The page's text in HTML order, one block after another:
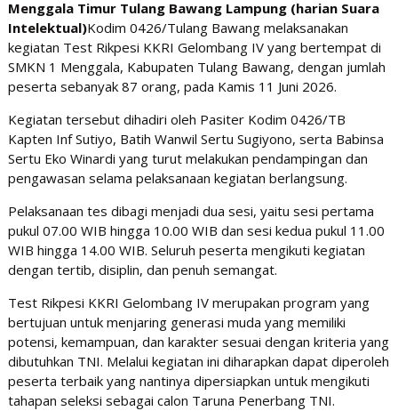
Menggala Timur Tulang Bawang Lampung (harian Suara
Intelektual)Kodim 0426/Tulang Bawang melaksanakan
kegiatan Test Rikpesi KKRI Gelombang IV yang bertempat di
SMKN 1 Menggala, Kabupaten Tulang Bawang, dengan jumlah
peserta sebanyak 87 orang, pada Kamis 11 Juni 2026.
Kegiatan tersebut dihadiri oleh Pasiter Kodim 0426/TB
Kapten Inf Sutiyo, Batih Wanwil Sertu Sugiyono, serta Babinsa
Sertu Eko Winardi yang turut melakukan pendampingan dan
pengawasan selama pelaksanaan kegiatan berlangsung.
Pelaksanaan tes dibagi menjadi dua sesi, yaitu sesi pertama
pukul 07.00 WIB hingga 10.00 WIB dan sesi kedua pukul 11.00
WIB hingga 14.00 WIB. Seluruh peserta mengikuti kegiatan
dengan tertib, disiplin, dan penuh semangat.
Test Rikpesi KKRI Gelombang IV merupakan program yang
bertujuan untuk menjaring generasi muda yang memiliki
potensi, kemampuan, dan karakter sesuai dengan kriteria yang
dibutuhkan TNI. Melalui kegiatan ini diharapkan dapat diperoleh
peserta terbaik yang nantinya dipersiapkan untuk mengikuti
tahapan seleksi sebagai calon Taruna Penerbang TNI.